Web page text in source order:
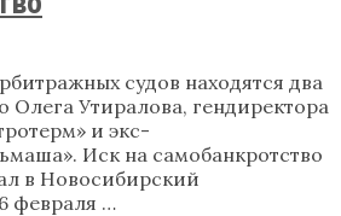
судов находятся два
Олега Утиралова, гендиректора
и экс-
Иск на самобанкротство
в Новосибирский
февраля …